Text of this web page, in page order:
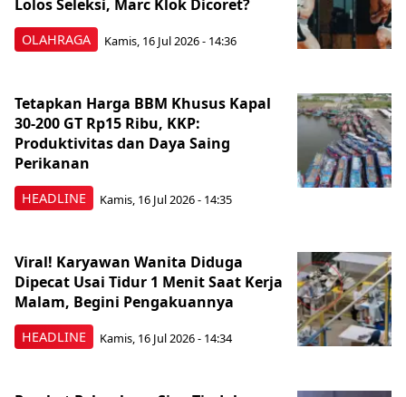
OLAHRAGA
Lolos Seleksi, Marc Klok Dicoret?
Kamis, 16 Jul 2026 - 14:36
HEADLINE
Tetapkan Harga BBM Khusus Kapal
30-200 GT Rp15 Ribu, KKP:
Produktivitas dan Daya Saing
Perikanan
Kamis, 16 Jul 2026 - 14:35
HEADLINE
Viral! Karyawan Wanita Diduga
Dipecat Usai Tidur 1 Menit Saat Kerja
Malam, Begini Pengakuannya
Kamis, 16 Jul 2026 - 14:34